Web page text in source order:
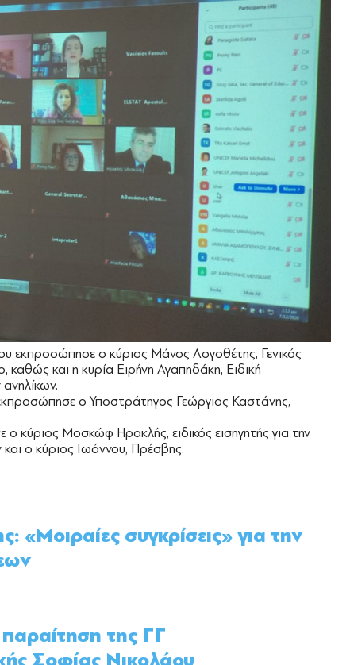
εκπροσώπησε ο κύριος Μάνος Λογοθέτης, Γενικός
και η κυρία Ειρήνη Αγαπηδάκη, Ειδική
ο Υποστράτηγος Γεώργιος Καστάνης,
κύριος Μοσκώφ Ηρακλής, ειδικός εισηγητής για την
ο κύριος Ιωάννου, Πρέσβης.
«Μοιραίες συγκρίσεις» για την
της ΓΓ
Σοφίας Νικολάου